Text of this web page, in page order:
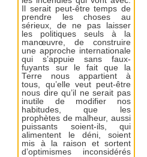
Il serait peut-être temps de
prendre les choses au
sérieux, de ne pas laisser
les politiques seuls à la
manœuvre, de construire
une approche internationale
qui s’appuie sans faux-
fuyants sur le fait que la
Terre nous appartient à
tous, qu’elle veut peut-être
nous dire qu’il ne serait pas
inutile de modifier nos
habitudes, que les
prophètes de malheur, aussi
puissants soient-ils, qui
alimentent le déni, soient
mis à la raison et sortent
d’optimismes inconsidérés